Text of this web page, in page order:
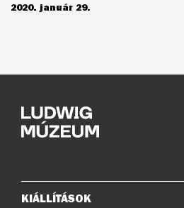
2020. január 29.
KIÁLLÍTÁSOK